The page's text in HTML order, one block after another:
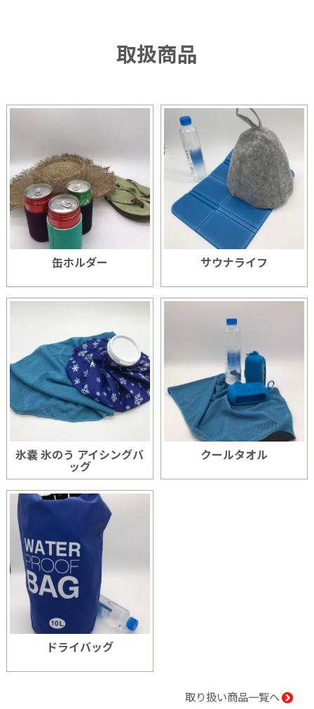
取扱商品
缶ホルダー サウナライフ
氷嚢 氷のう アイシングバ
ッグ
クールタオル
ドライバッグ
取り扱い商品一覧へ